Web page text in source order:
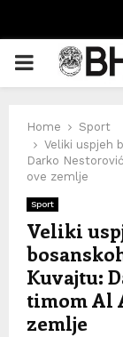
PRIMARY
Home
Sport
Veliki uspjeh
Darko
ove zemlje
Sport
Veliki
Kuvajtu:
timom Al
zemlje